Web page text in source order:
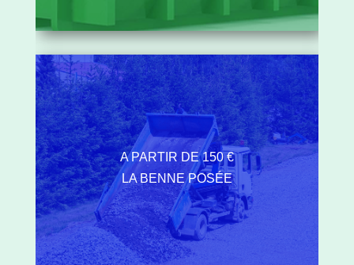
A PARTIR DE 150 €
LA BENNE POSÉE